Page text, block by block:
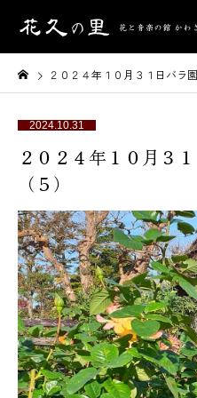
２０２４年１０月３１日バラ
2024.10.31
２０２４年１０月３
（５）